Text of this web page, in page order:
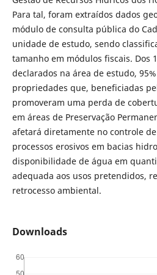
Para tal, foram extraídos dados
módulo de consulta pública do
unidade de estudo, sendo
tamanho em módulos fiscais. Dos
declarados na área de estudo,
propriedades que, beneficiadas
promoveram uma perda de
em áreas de Preservação
afetará diretamente no controle
processos erosivos em bacias
disponibilidade de água em
adequada aos usos pretendidos,
retrocesso ambiental.
Downloads